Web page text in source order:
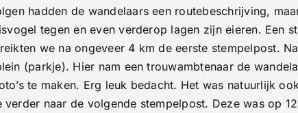
hadden de wandelaars een routebeschrijving,
tegen en even verderop lagen zijn eieren. Een
we na ongeveer 4 km de eerste stempelpost.
(parkje). Hier nam een trouwambtenaar de
te maken. Erg leuk bedacht. Het was natuurlijk
verder naar de volgende stempelpost. Deze was op